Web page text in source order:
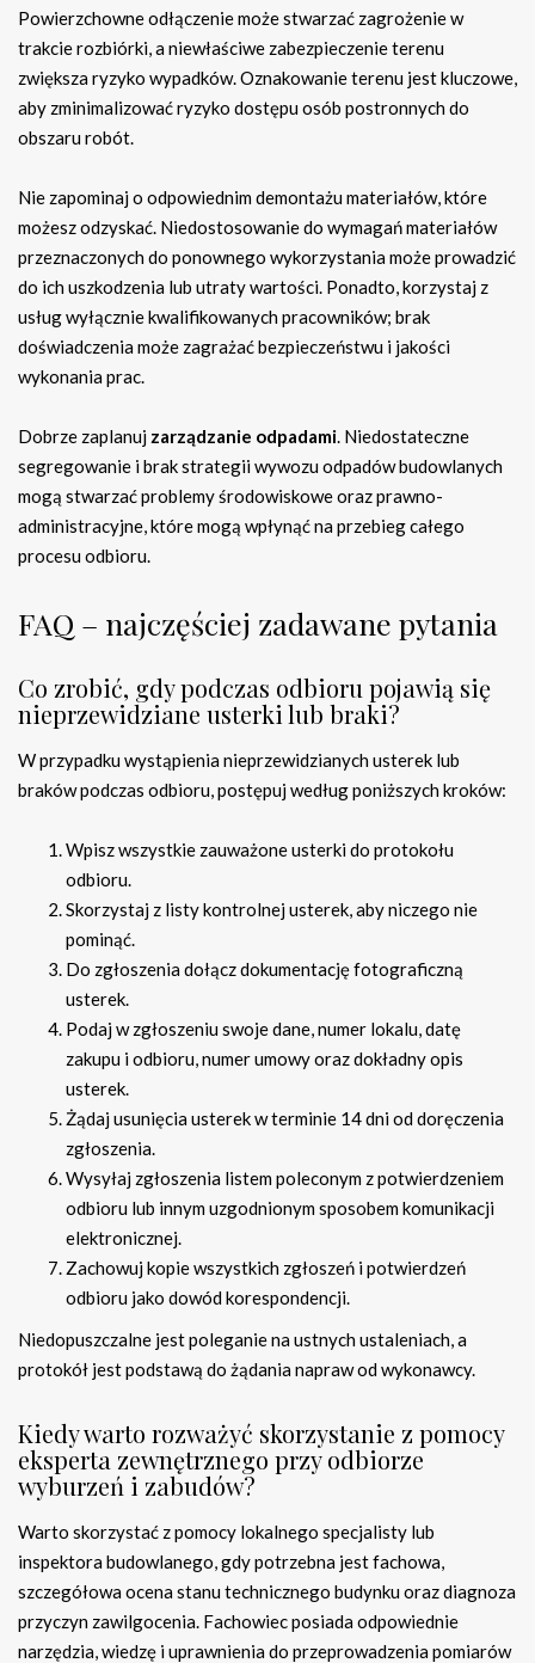
Powierzchowne odłączenie może stwarzać zagrożenie w
trakcie rozbiórki, a niewłaściwe zabezpieczenie terenu
zwiększa ryzyko wypadków. Oznakowanie terenu jest kluczowe,
aby zminimalizować ryzyko dostępu osób postronnych do
obszaru robót.
Nie zapominaj o odpowiednim demontażu materiałów, które
możesz odzyskać. Niedostosowanie do wymagań materiałów
przeznaczonych do ponownego wykorzystania może prowadzić
do ich uszkodzenia lub utraty wartości. Ponadto, korzystaj z
usług wyłącznie kwalifikowanych pracowników; brak
doświadczenia może zagrażać bezpieczeństwu i jakości
wykonania prac.
Dobrze zaplanuj zarządzanie odpadami. Niedostateczne
segregowanie i brak strategii wywozu odpadów budowlanych
mogą stwarzać problemy środowiskowe oraz prawno-
administracyjne, które mogą wpłynąć na przebieg całego
procesu odbioru.
FAQ – najczęściej zadawane pytania
Co zrobić, gdy podczas odbioru pojawią się
nieprzewidziane usterki lub braki?
W przypadku wystąpienia nieprzewidzianych usterek lub
braków podczas odbioru, postępuj według poniższych kroków:
Wpisz wszystkie zauważone usterki do protokołu
odbioru.
Skorzystaj z listy kontrolnej usterek, aby niczego nie
pominąć.
Do zgłoszenia dołącz dokumentację fotograficzną
usterek.
Podaj w zgłoszeniu swoje dane, numer lokalu, datę
zakupu i odbioru, numer umowy oraz dokładny opis
usterek.
Żądaj usunięcia usterek w terminie 14 dni od doręczenia
zgłoszenia.
Wysyłaj zgłoszenia listem poleconym z potwierdzeniem
odbioru lub innym uzgodnionym sposobem komunikacji
elektronicznej.
Zachowuj kopie wszystkich zgłoszeń i potwierdzeń
odbioru jako dowód korespondencji.
Niedopuszczalne jest poleganie na ustnych ustaleniach, a
protokół jest podstawą do żądania napraw od wykonawcy.
Kiedy warto rozważyć skorzystanie z pomocy
eksperta zewnętrznego przy odbiorze
wyburzeń i zabudów?
Warto skorzystać z pomocy lokalnego specjalisty lub
inspektora budowlanego, gdy potrzebna jest fachowa,
szczegółowa ocena stanu technicznego budynku oraz diagnoza
przyczyn zawilgocenia. Fachowiec posiada odpowiednie
narzędzia, wiedzę i uprawnienia do przeprowadzenia pomiarów